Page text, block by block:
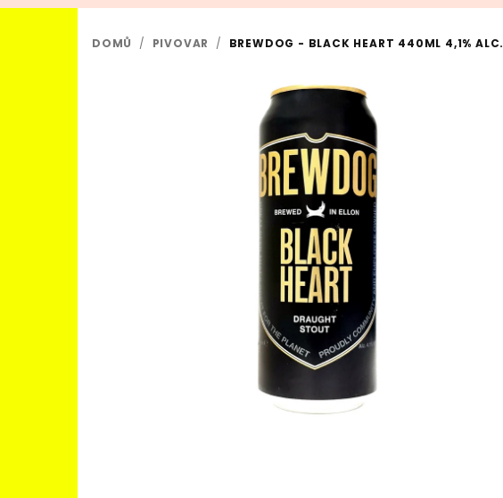
DOMŮ / PIVOVAR / BREWDOG - BLACK HEART 440ML 4,1% ALC.